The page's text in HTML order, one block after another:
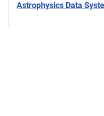
Astrophysics Data